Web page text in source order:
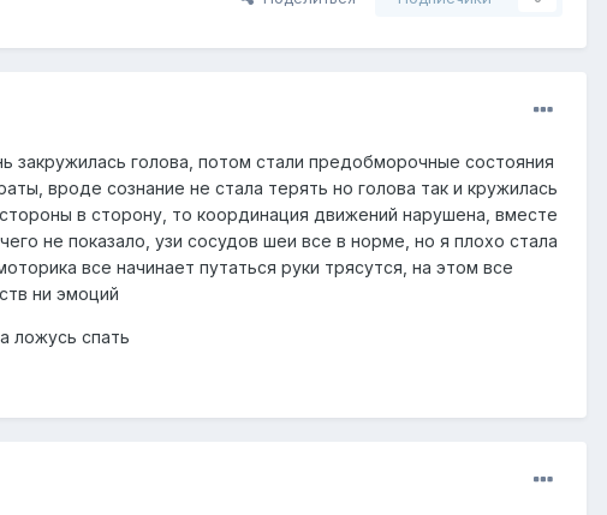
закружилась голова, потом стали предобморочные состояния
вроде сознание не стала терять но голова так и кружилась
в сторону, то координация движений нарушена, вместе
не показало, узи сосудов шеи все в норме, но я плохо стала
все начинает путаться руки трясутся, на этом все
ни эмоций
ложусь спать